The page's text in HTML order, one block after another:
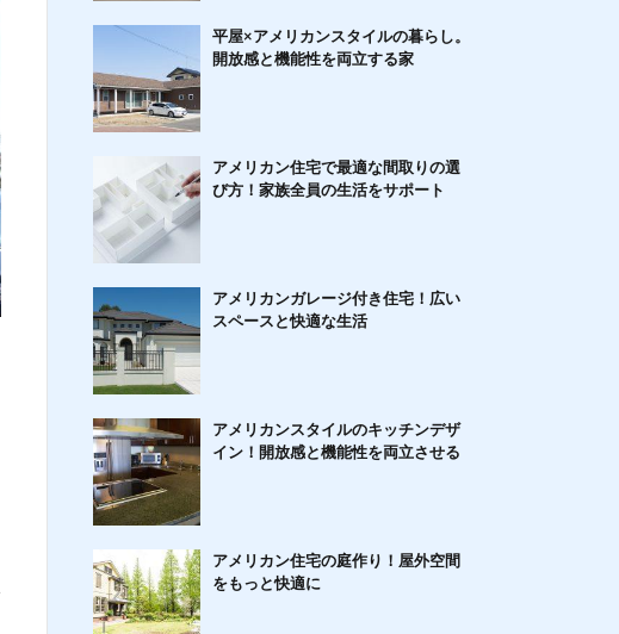
平屋×アメリカンスタイルの暮らし。
開放感と機能性を両立する家
アメリカン住宅で最適な間取りの選
び方！家族全員の生活をサポート
アメリカンガレージ付き住宅！広い
スペースと快適な生活
アメリカンスタイルのキッチンデザ
イン！開放感と機能性を両立させる
アメリカン住宅の庭作り！屋外空間
をもっと快適に